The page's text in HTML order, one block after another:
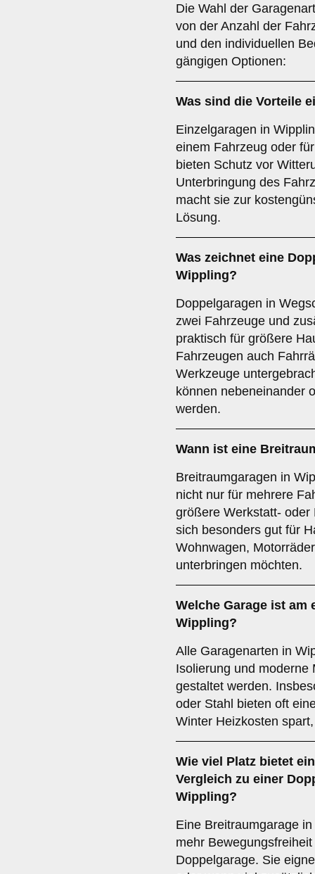
Die Wahl der
von der Anzahl der
und den individuellen
gängigen Optionen:
Was sind die Vorteile
Einzelgaragen in
einem Fahrzeug oder
bieten Schutz vor
Unterbringung des
macht sie zur
Lösung.
Was zeichnet eine
Wippling?
Doppelgaragen in
zwei Fahrzeuge und
praktisch für größere
Fahrzeugen auch
Werkzeuge
können nebeneinander
werden.
Wann ist eine
Breitraumgaragen in
nicht nur für mehrere
größere Werkstatt-
sich besonders gut für
Wohnwagen,
unterbringen möchten.
Welche Garage ist am
Wippling?
Alle Garagenarten in
Isolierung und moderne
gestaltet werden.
oder Stahl bieten oft
Winter Heizkosten
Wie viel Platz bietet
Vergleich zu einer
Wippling?
Eine Breitraumgarage
mehr
Doppelgarage. Sie